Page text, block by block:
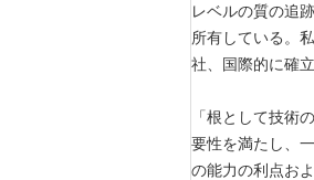
レベルの質の追
所有している。
社、国際的に確
「根として技術
要性を満たし、
の能力の利点お